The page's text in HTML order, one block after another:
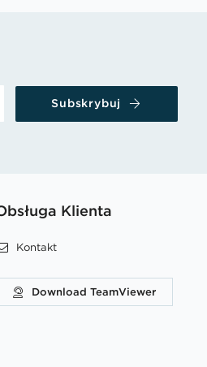
Subskrybuj
Klienta
Kontakt
Download TeamViewer